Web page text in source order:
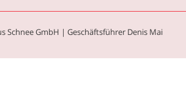
Schnee GmbH | Geschäftsführer Denis Mai